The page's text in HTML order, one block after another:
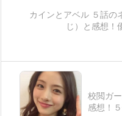
カインとアベル ５話の
じ）と感想！
校閲ガ
感想！